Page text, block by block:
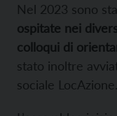
Nel 2023 sono
ospitate nei
colloqui di
stato inoltre
sociale LocAzione.